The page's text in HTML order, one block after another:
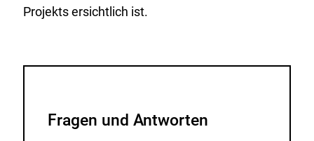
Projekts ersichtlich ist.
Fragen und Antworten